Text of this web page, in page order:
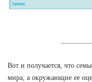
Вот и получается, что
мира, а окружающие ее